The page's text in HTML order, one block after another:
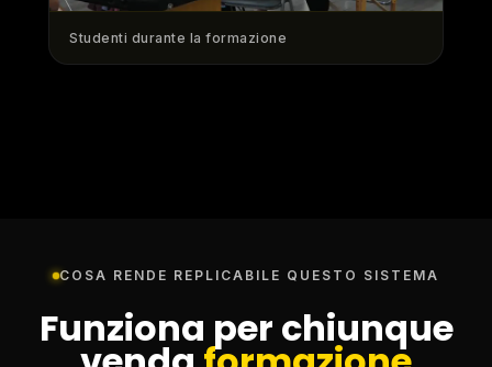
Studenti durante la formazione
COSA RENDE REPLICABILE QUESTO SISTEMA
Funziona per chiunque